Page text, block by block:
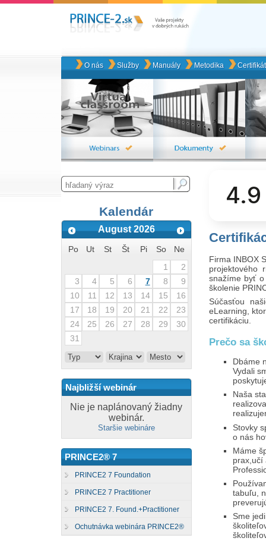
O nás Služby Manuály Metodika
Kalendár
August 2026
Po Ut St Št Pi So
Ne
1
2
3
4 5 6 7 8
9
10
11 12 13 14 15
16
17
18 19 20 21 22
23
24
25 26 27 28 29
30
31
Najbližší webinár
Nie je naplánovaný žiadny
webinár.
Staršie webináre
PRINCE2® 7
PRINCE2 7 Foundation
PRINCE2 7 Practitioner
PRINCE2 7. Found.+Practitioner
Ochutnávka webinára PRINCE2®
4.9
Firma INBOX
projektového
snažíme byť
školenie
Súčasťou
eLearning,
certifikáciu.
Prečo sa
Dbáme
Vydali
Naša
Stovky
o nás
Máme
prax,učí
tabuľu,
Sme